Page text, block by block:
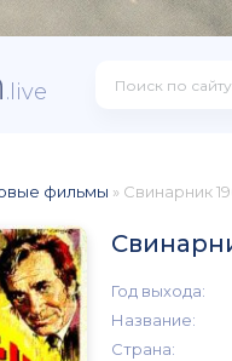
.live
фильмы » Свинарник
Год выхода:
Название:
Страна: